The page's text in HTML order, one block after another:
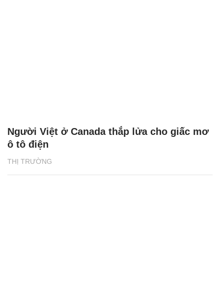
THỊ TRƯỜNG
Người Việt ở Canada thắp lửa cho giấc mơ
ô tô điện